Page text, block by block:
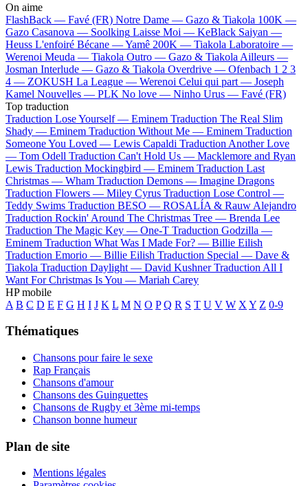
On aime
FlashBack — Favé (FR) Notre Dame — Gazo & Tiakola 100K —
Gazo Casanova — Soolking Laisse Moi — KeBlack Saiyan —
Heuss L'enfoiré Bécane —Yamê 200K — Tiakola Laboratoire —
Werenoi Meuda — Tiakola Outro — Gazo & Tiakola Ailleurs —
Josman Interlude — Gazo & Tiakola Overdrive — Ofenbach 1 2 3
4 — ZOKUSH La League — Werenoi Celui qui part — Joseph
Kamel Nouvelles — PLK No love — Ninho Urus — Favé (FR)
Top traduction
Traduction Lose Yourself — Eminem Traduction The Real Slim
Shady — Eminem Traduction Without Me — Eminem Traduction
Someone You Loved — Lewis Capaldi Traduction Another Love
— Tom Odell Traduction Can't Hold Us — Macklemore and Ryan
Lewis Traduction Mockingbird — Eminem Traduction Last
Christmas — Wham Traduction Demons — Imagine Dragons
Traduction Flowers — Miley Cyrus Traduction Lose Control —
Teddy Swims Traduction BESO — ROSALÍA & Rauw Alejandro
Traduction Rockin' Around The Christmas Tree — Brenda Lee
Traduction The Magic Key — One-T Traduction Godzilla —
Eminem Traduction What Was I Made For? — Billie Eilish
Traduction Emorio — Billie Eilish Traduction Special — Dave &
Tiakola Traduction Daylight — David Kushner Traduction All I
Want For Christmas Is You — Mariah Carey
HP mobile
A B C D E F G H I J K L M N O P Q R S T U V W X Y Z 0-9
Thématiques
Chansons pour faire le sexe
Rap Français
Chansons d'amour
Chansons des Guinguettes
Chansons de Rugby et 3ème mi-temps
Chanson bonne humeur
Plan de site
Mentions légales